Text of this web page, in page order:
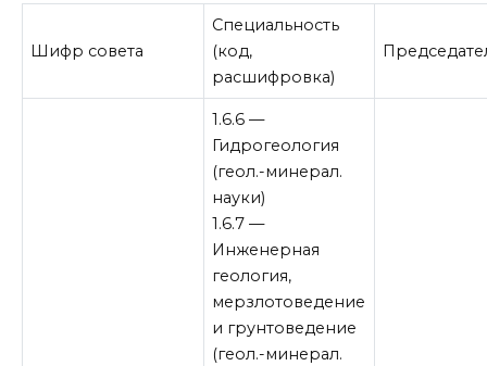
Шифр совета
Специальность
(код,
расшифровка)
1.6.6 —
Гидрогеология
(геол.-минерал.
науки)
1.6.7 —
Инженерная
геология,
мерзлотоведение
и грунтоведение
(геол.-минерал.